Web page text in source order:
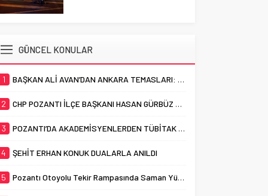
yıllardır “Çorbacı Deresi” adıyla
bilinen...
otomobil ile motosikletin
yaşamını yitirdi. Pozantı’da
gelen trafik kazasında,
Feci kazada motosiklet...
GÜNCEL KONULAR
1 BAŞKAN ALİ AVAN’DAN ANKARA TEMASLARI: “POZANTI İÇİN GÜÇLÜ DESTEK, KESİNTİSİZ HİZMET”
2 CHP POZANTI İLÇE BAŞKANI HASAN GÜRBÜZ OLDU
3 POZANTI’DA AKADEMİSYENLERDEN TÜBİTAK BAŞARISI
4 ŞEHİT ERHAN KONUK DUALARLA ANILDI
5 Pozantı Otoyolu Tekir Rampasında Saman Yüklü Tır Alevlere Teslim Oldu